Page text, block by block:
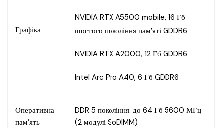
Графіка
NVIDIA RTX A5500 mobile, 16 Гб
шостого покоління пам’яті GDDR6
NVIDIA RTX A2000, 12 Гб GDDR6
Intel Arc Pro A40, 6 Гб GDDR6
Оперативна
пам’ять
DDR 5 покоління: до 64 Гб 5600 МГц
(2 модулі SoDIMM)